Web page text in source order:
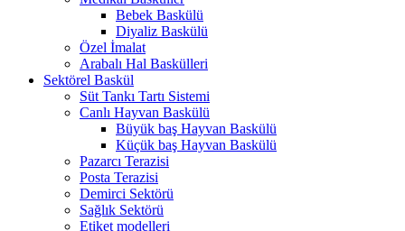
Bebek Baskülü
Diyaliz Baskülü
Özel İmalat
Arabalı Hal Baskülleri
Sektörel Baskül
Süt Tankı Tartı Sistemi
Canlı Hayvan Baskülü
Büyük baş Hayvan Baskülü
Küçük baş Hayvan Baskülü
Pazarcı Terazisi
Posta Terazisi
Demirci Sektörü
Sağlık Sektörü
Etiket modelleri